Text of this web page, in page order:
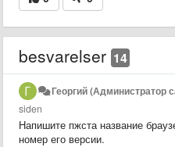
besvarelser 14
Георгий (Администратор
siden
Напишите пжста название
номер его версии.